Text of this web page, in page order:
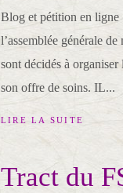
Blog et pétition en ligne
l’assemblée générale
sont décidés à
son offre de soins. IL...
LIRE LA SUITE
Tract du